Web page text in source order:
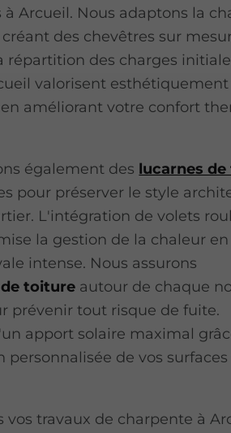
à Arcueil. Nous adaptons la
des chevêtres sur
répartition des charges
valorisent
améliorant votre confort
également des lucarnes
pour préserver le style
L'intégration de volets
la gestion de la chaleur en
intense. Nous assurons
toiture autour de chaque
prévenir tout risque de fuite.
apport solaire maximal
personnalisée de vos
vos travaux de charpente à